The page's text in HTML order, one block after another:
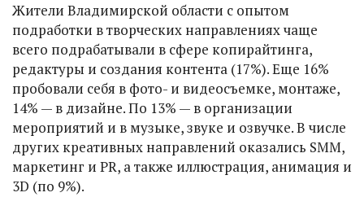
Жители Владимирской области с опытом
подработки в творческих направлениях чаще
всего подрабатывали в сфере копирайтинга,
редактуры и создания контента (17%). Еще 16%
пробовали себя в фото- и видеосъемке, монтаже,
14% — в дизайне. По 13% — в организации
мероприятий и в музыке, звуке и озвучке. В числе
других креативных направлений оказались SMM,
маркетинг и PR, а также иллюстрация, анимация и
3D (по 9%).